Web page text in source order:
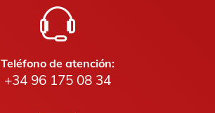
Teléfono de atención:
+34 96 175 08 34